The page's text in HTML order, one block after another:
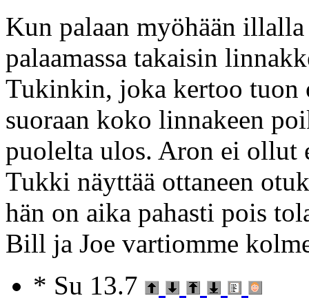
Kun palaan myöhään
palaamassa takaisin
Tukinkin, joka kertoo tuon
suoraan koko linnakeen
puolelta ulos. Aron ei ollut
Tukki näyttää ottaneen
hän on aika pahasti pois
Bill ja Joe vartiomme
* Su 13.7